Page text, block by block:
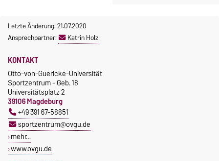
Letzte Änderung: 21.07.2020
Ansprechpartner:
Katrin Holz
KONTAKT
Otto-von-Guericke-Universität
Sportzentrum - Geb. 18
Universitätsplatz 2
39106 Magdeburg
+49 391 67-58851
sportzentrum@ovgu.de
mehr…
www.ovgu.de